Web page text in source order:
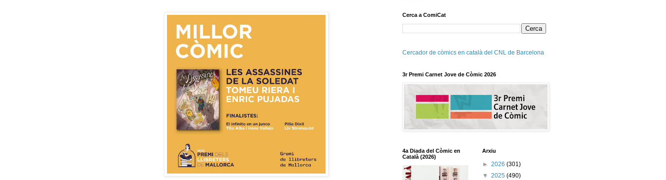
Cerca a ComiCat
Cercador de còmics en català del CNL de Barcelona
3r Premi Carnet Jove de Còmic 2026
4a Diada del Còmic en
Català (2026)
Arxiu
► 2026 (301)
▼ 2025 (490)